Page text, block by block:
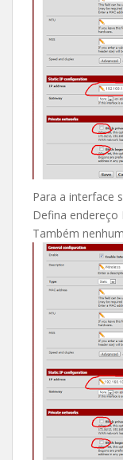
Para a interface
Defina endereço
Também